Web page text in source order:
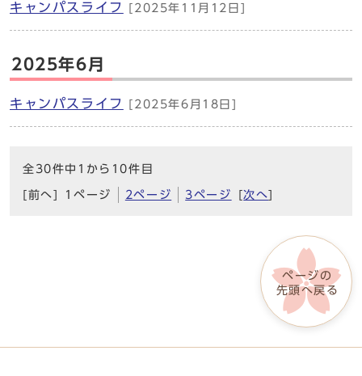
キャンパスライフ [2025年11月12日]
2025年6月
キャンパスライフ [2025年6月18日]
全30件中1から10件目
[前へ] 1ページ 2ページ 3ページ 次へ
ページの
先頭へ戻る